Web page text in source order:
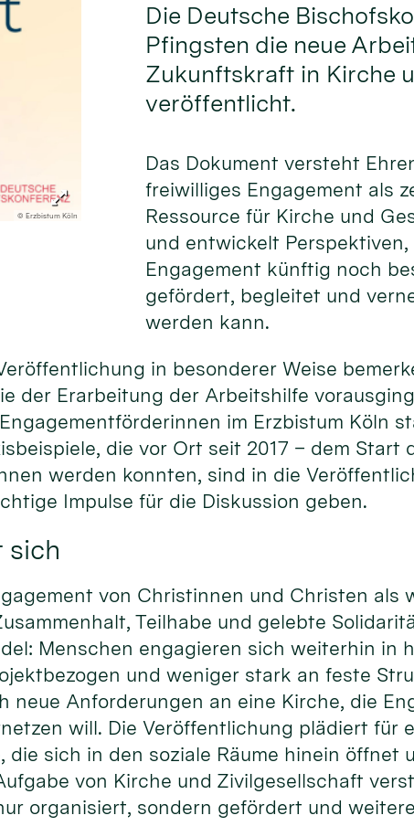
© Erzbistum Köln
Die Deutsche
Pfingsten die neue
Zukunftskraft in Kirche
veröffentlicht.
Das Dokument versteht
freiwilliges Engagement als
Ressource für Kirche und
und entwickelt Perspektiven,
Engagement künftig noch
gefördert, begleitet und
werden kann.
in besonderer Weise
der Erarbeitung der Arbeitshilfe
im Erzbistum Köln
die vor Ort seit 2017 – dem Start
werden konnten, sind in die
Impulse für die Diskussion geben.
sich
von Christinnen und Christen als
Teilhabe und gelebte
Menschen engagieren sich weiterhin in
und weniger stark an feste
neue Anforderungen an eine Kirche, die
will. Die Veröffentlichung plädiert für
sich in den soziale Räume hinein öffnet
von Kirche und Zivilgesellschaft
organisiert, sondern gefördert und